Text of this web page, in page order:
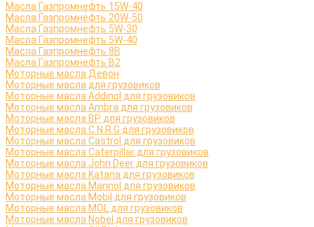
Масла Газпромнефть 15W-40
Масла Газпромнефть 20W-50
Масла Газпромнефть 5W-30
Масла Газпромнефть 5W-40
Масла Газпромнефть 8B
Масла Газпромнефть B2
Моторные масла Девон
Моторные масла для грузовиков
Моторные масла Addinol для грузовиков
Моторные масла Ambra для грузовиков
Моторные масла BP для грузовиков
Моторные масла C.N.R.G для грузовиков
Моторные масла Castrol для грузовиков
Моторные масла Caterpillar для грузовиков
Моторные масла John Deer для грузовиков
Моторные масла Katana для грузовиков
Моторные масла Mannol для грузовиков
Моторные масла Mobil для грузовиков
Моторные масла MOL для грузовиков
Моторные масла Nobel для грузовиков